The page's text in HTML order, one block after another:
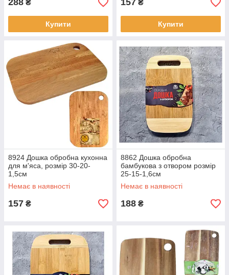
288 ₴
Купити
157 ₴
Купити
8924 Дошка обробна кухонна
для м'яса, розмір 30-20-
1,5см
Немає в наявності
157 ₴
8862 Дошка обробна
бамбукова з отвором розмір
25-15-1,6см
Немає в наявності
188 ₴